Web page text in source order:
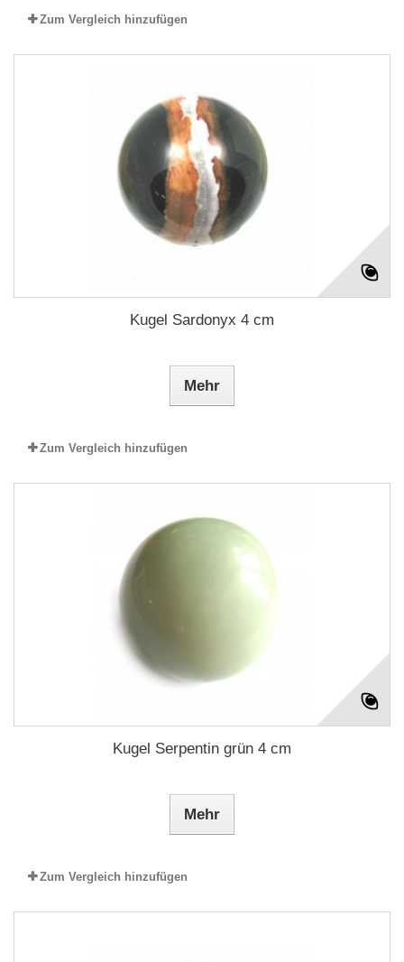
Zum Vergleich hinzufügen
Kugel Sardonyx 4 cm
Mehr
Zum Vergleich hinzufügen
Kugel Serpentin grün 4 cm
Mehr
Zum Vergleich hinzufügen